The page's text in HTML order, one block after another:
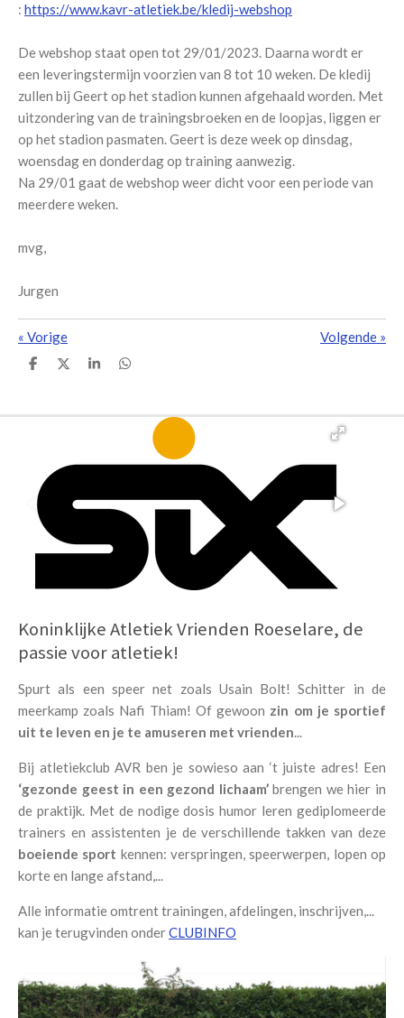
: https://www.kavr-atletiek.be/kledij-webshop
De webshop staat open tot 29/01/2023. Daarna wordt er
een leveringstermijn voorzien van 8 tot 10 weken. De kledij
zullen bij Geert op het stadion kunnen afgehaald worden. Met
uitzondering van de trainingsbroeken en de loopjas, liggen er
op het stadion pasmaten. Geert is deze week op dinsdag,
woensdag en donderdag op training aanwezig.
Na 29/01 gaat de webshop weer dicht voor een periode van
meerdere weken.
mvg,
Jurgen
« Vorige Volgende »
D
D
S
D
Koninklijke Atletiek Vrienden Roeselare, de
passie voor atletiek!
Spurt als een speer net zoals Usain Bolt!Schitter in de
meerkamp zoals Nafi Thiam! Of gewoon zin om je sportief
uit te leven en je te amuseren met vrienden...
Bij atletiekclub AVR ben je sowieso aan ‘t juiste adres! Een
‘gezonde geest in een gezond lichaam’brengen we hier in
de praktijk. Met de nodige dosis humor leren gediplomeerde
trainers en assistenten je deverschillende takkenvan deze
boeiende sport kennen: verspringen, speerwerpen, lopen op
korte en lange afstand,...
Alle informatie omtrent trainingen, afdelingen, inschrijven,...
kan je terugvinden onderCLUBINFO